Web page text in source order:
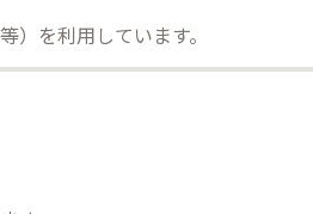
を利用しています。